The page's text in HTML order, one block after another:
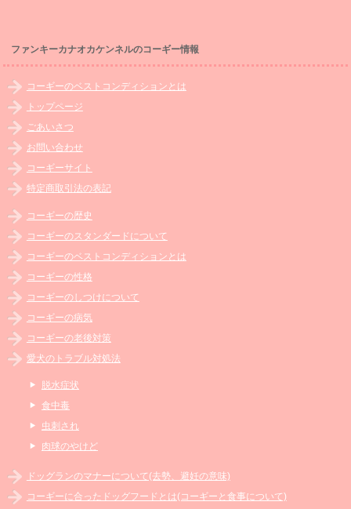
ファンキーカナオカケンネルのコーギー情報
コーギーのベストコンディションとは
トップページ
ごあいさつ
お問い合わせ
コーギーサイト
特定商取引法の表記
コーギーの歴史
コーギーのスタンダードについて
コーギーのベストコンディションとは
コーギーの性格
コーギーのしつけについて
コーギーの病気
コーギーの老後対策
愛犬のトラブル対処法
脱水症状
食中毒
虫刺され
肉球のやけど
ドッグランのマナーについて(去勢、避妊の意味)
コーギーに合ったドッグフードとは(コーギーと食事について)